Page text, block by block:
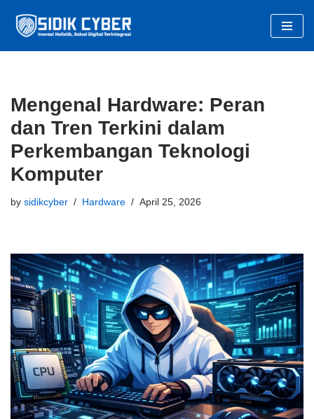
Skip
Mengenal Hardware: Peran
dan Tren Terkini dalam
Perkembangan Teknologi
Komputer
by sidikcyber Hardware April 25, 2026